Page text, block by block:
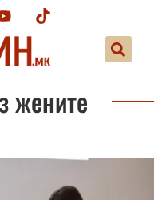
жените